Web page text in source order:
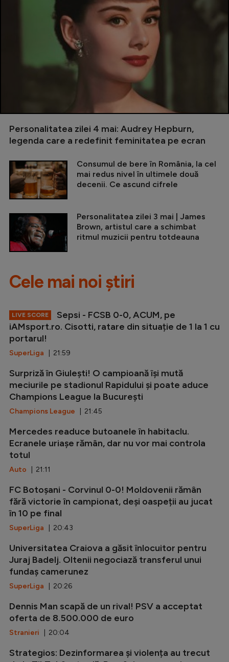
Personalitatea zilei 4 mai: Audrey Hepburn,
legenda care a redefinit feminitatea pe ecran
Consumul de bere în România, la cel
mai redus nivel în ultimele două
decenii. Ce ascund cifrele
Personalitatea zilei 3 mai | James
Brown, artistul care a schimbat
ritmul muzicii pentru totdeauna
Cele mai noi știri
LIVE SCORE
Sepsi - FCSB 0-0, ACUM, pe
iAMsport.ro. Cisotti, ratare din situație de 1 la 1 cu
portarul!
SuperLiga | 21:59
Surpriză în Giulești! O campioană își mută
meciurile pe stadionul Rapidului și poate aduce
Champions League la București
Champions League | 21:45
Mercedes readuce butoanele în habitaclu.
Ecranele uriașe rămân, dar nu vor mai controla
totul
Auto | 21:11
FC Botoșani - Corvinul 0-0! Moldovenii rămân
fără victorie în campionat, deși oaspeții au jucat
în 10 pe final
SuperLiga | 20:43
Universitatea Craiova a găsit înlocuitor pentru
Juraj Badelj. Oltenii negociază transferul unui
fundaș camerunez
SuperLiga | 20:26
Dennis Man scapă de un rival! PSV a acceptat
oferta de 8.500.000 de euro
Stranieri | 20:04
Strategios: Dezinformarea și violența au trecut